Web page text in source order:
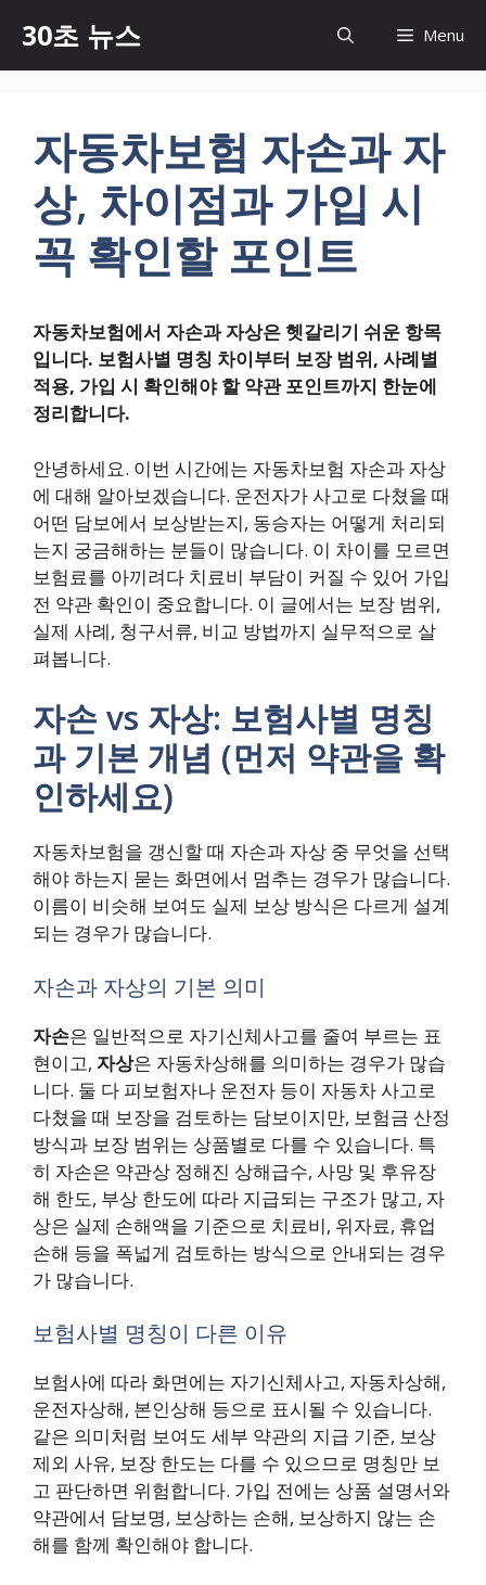
츠
30초 뉴스 Menu
자동차보험 자손과 자
상, 차이점과 가입 시
꼭 확인할 포인트
자동차보험에서 자손과 자상은 헷갈리기 쉬운 항목
입니다. 보험사별 명칭 차이부터 보장 범위, 사례별
적용, 가입 시 확인해야 할 약관 포인트까지 한눈에
정리합니다.
안녕하세요. 이번 시간에는 자동차보험 자손과 자상
에 대해 알아보겠습니다. 운전자가 사고로 다쳤을 때
어떤 담보에서 보상받는지, 동승자는 어떻게 처리되
는지 궁금해하는 분들이 많습니다. 이 차이를 모르면
보험료를 아끼려다 치료비 부담이 커질 수 있어 가입
전 약관 확인이 중요합니다. 이 글에서는 보장 범위,
실제 사례, 청구서류, 비교 방법까지 실무적으로 살
펴봅니다.
자손 vs 자상: 보험사별 명칭
과 기본 개념 (먼저 약관을 확
인하세요)
자동차보험을 갱신할 때 자손과 자상 중 무엇을 선택
해야 하는지 묻는 화면에서 멈추는 경우가 많습니다.
이름이 비슷해 보여도 실제 보상 방식은 다르게 설계
되는 경우가 많습니다.
자손과 자상의 기본 의미
자손은 일반적으로 자기신체사고를 줄여 부르는 표
현이고, 자상은 자동차상해를 의미하는 경우가 많습
니다. 둘 다 피보험자나 운전자 등이 자동차 사고로
다쳤을 때 보장을 검토하는 담보이지만, 보험금 산정
방식과 보장 범위는 상품별로 다를 수 있습니다. 특
히 자손은 약관상 정해진 상해급수, 사망 및 후유장
해 한도, 부상 한도에 따라 지급되는 구조가 많고, 자
상은 실제 손해액을 기준으로 치료비, 위자료, 휴업
손해 등을 폭넓게 검토하는 방식으로 안내되는 경우
가 많습니다.
보험사별 명칭이 다른 이유
보험사에 따라 화면에는 자기신체사고, 자동차상해,
운전자상해, 본인상해 등으로 표시될 수 있습니다.
같은 의미처럼 보여도 세부 약관의 지급 기준, 보상
제외 사유, 보장 한도는 다를 수 있으므로 명칭만 보
고 판단하면 위험합니다. 가입 전에는 상품 설명서와
약관에서 담보명, 보상하는 손해, 보상하지 않는 손
해를 함께 확인해야 합니다.